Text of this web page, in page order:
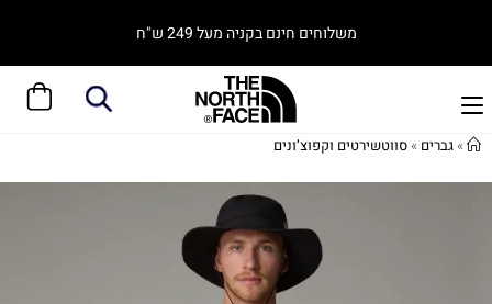
משלוחים חינם בקניה מעל 249 ש"ח
»גברים »סווטשירטים וקפוצ’ונים